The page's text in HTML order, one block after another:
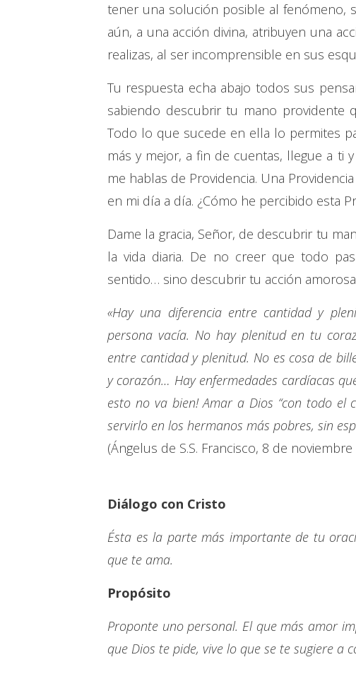
tener una solución posible al fenómeno,
aún, a una acción divina, atribuyen una
realizas, al ser incomprensible en sus
Tu respuesta echa abajo todos sus
sabiendo descubrir tu mano providente
Todo lo que sucede en ella lo permites
más y mejor, a fin de cuentas, llegue a ti
me hablas de Providencia. Una
en mi día a día. ¿Cómo he percibido esta
Dame la gracia, Señor, de descubrir tu
la vida diaria. De no creer que todo
sentido… sino descubrir tu acción
«Hay una diferencia entre cantidad y
persona vacía. No hay plenitud en tu
entre cantidad y plenitud. No es cosa de
y corazón… Hay enfermedades cardíacas
esto no va bien! Amar a Dios “con todo el
servirlo en los hermanos más pobres, sin
(Ángelus de S.S. Francisco, 8 de noviembre
Diálogo con Cristo
Ésta es la parte más importante de tu
que te ama.
Propósito
Proponte uno personal. El que más amor
que Dios te pide, vive lo que se te sugiere a